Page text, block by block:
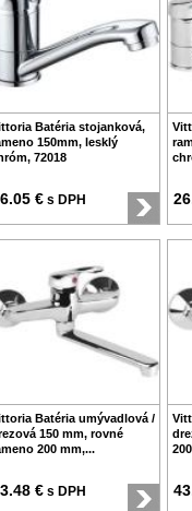
Batéria stojanková,
150mm, lesklý
72018
€ s DPH
Batéria umývadlová /
150 mm, rovné
200 mm,...
€ s DPH